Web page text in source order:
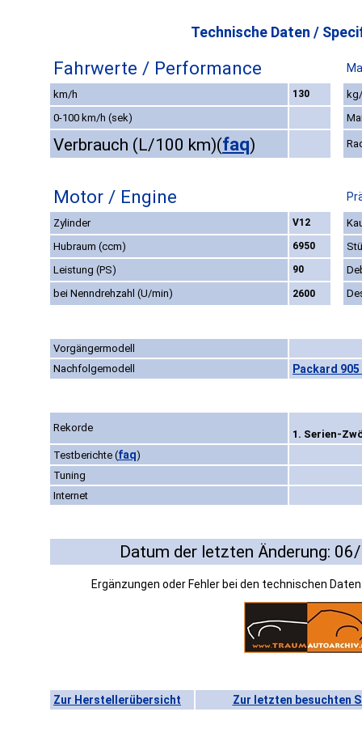
Technische Daten /
Fahrwerte / Performance
km/h 130
0-100 km/h (sek)
Verbrauch (L/100 km)(faq)
Motor / Engine
Zylinder V12
Hubraum (ccm)
6950
Leistung (PS)
90
bei Nenndrehzahl (U/min)
2600
Vorgängermodell
Nachfolgemodell
Packard
Rekorde
1. Serien-
Testberichte (faq)
Tuning
Internet
Datum der letzten Änderung:
Ergänzungen oder Fehler bei den technischen
Zur Herstellerübersicht Zur letzten besuchten